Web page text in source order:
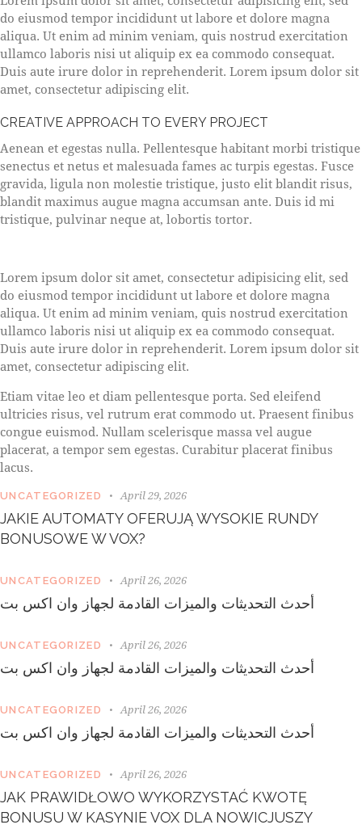
do eiusmod tempor incididunt ut labore et dolore magna
aliqua. Ut enim ad minim veniam, quis nostrud exercitation
ullamco laboris nisi ut aliquip ex ea commodo consequat.
Duis aute irure dolor in reprehenderit. Lorem ipsum dolor sit
amet, consectetur adipiscing elit.
CREATIVE APPROACH TO EVERY PROJECT
Aenean et egestas nulla. Pellentesque habitant morbi tristique
senectus et netus et malesuada fames ac turpis egestas. Fusce
gravida, ligula non molestie tristique, justo elit blandit risus,
blandit maximus augue magna accumsan ante. Duis id mi
tristique, pulvinar neque at, lobortis tortor.
t
e
t
c
l
i
a
k
a
d
u
e
e
n
o
s
s
a
t
u
s
Lorem ipsum dolor sit amet, consectetur adipisicing elit, sed
do eiusmod tempor incididunt ut labore et dolore magna
aliqua. Ut enim ad minim veniam, quis nostrud exercitation
ullamco laboris nisi ut aliquip ex ea commodo consequat.
Duis aute irure dolor in reprehenderit. Lorem ipsum dolor sit
amet, consectetur adipiscing elit.
Etiam vitae leo et diam pellentesque porta. Sed eleifend
ultricies risus, vel rutrum erat commodo ut. Praesent finibus
congue euismod. Nullam scelerisque massa vel augue
placerat, a tempor sem egestas. Curabitur placerat finibus
lacus.
UNCATEGORIZED April 29, 2026
JAKIE AUTOMATY OFERUJĄ WYSOKIE RUNDY
BONUSOWE W VOX?
UNCATEGORIZED April 26, 2026
أحدث التحديثات والميزات القادمة لجهاز وان اكس بت
UNCATEGORIZED April 26, 2026
أحدث التحديثات والميزات القادمة لجهاز وان اكس بت
UNCATEGORIZED April 26, 2026
أحدث التحديثات والميزات القادمة لجهاز وان اكس بت
UNCATEGORIZED April 26, 2026
JAK PRAWIDŁOWO WYKORZYSTAĆ KWOTĘ
BONUSU W KASYNIE VOX DLA NOWICJUSZY